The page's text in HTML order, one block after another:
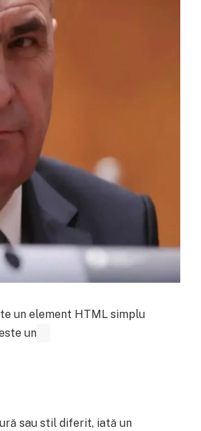
un element HTML simplu
un
sau stil diferit, iată un